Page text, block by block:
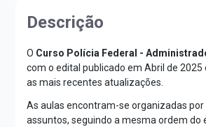
Descrição
O Curso Polícia Federal -
com o edital publicado em Abril de
as mais recentes atualizações.
As aulas encontram-se organizadas por
assuntos, seguindo a mesma ordem do